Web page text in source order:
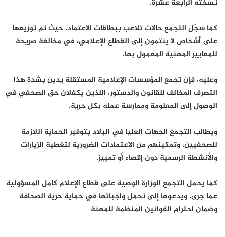
نسخته الرابعة عشرة.
كما سجّل التجمع حالات تلاعب ببطاقات الاعتماد، حيث تم توزيعها
على أشخاص لا ينتمون إلى القطاع الإعلامي، في مخالفة صريحة
للمعايير المهنية المعمول بها.
وعليه، فإن تجمع المؤسسات الإعلامية المستقلة يدين بشدة هذا
التصرف المخالف للقانون والدستور، اللذين يكفلان حق الصحفي في
الوصول إلى المعلومة وممارسة عمله بكل حرية.
ويطالب التجمع الجهات العليا في البلاد بتوفير الحماية اللازمة
للصحفيين، وتمكينهم من الاعتمادات الضرورية لتغطية الزيارات
والأنشطة الرسمية دون إقصاء أو تمييز.
كما يحمل التجمع الوزارة الوصية على قطاع الإعلام كامل المسؤولية
عما جرى، ويدعوها إلى تحمل واجباتها في حماية حرية الصحافة
وضمان احترام القوانين المنظمة للمهنة